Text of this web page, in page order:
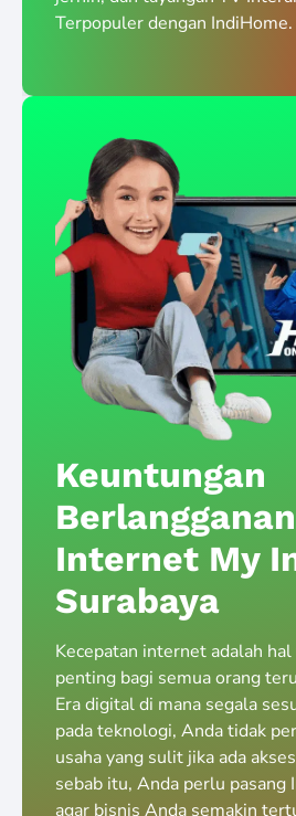
Terpopuler dengan IndiHome.
Keuntungan
Berlangganan
Internet My
Surabaya
Kecepatan internet adalah
penting bagi semua orang
Era digital di mana segala
pada teknologi, Anda tidak
usaha yang sulit jika ada
sebab itu, Anda perlu pasang
agar bisnis Anda semakin